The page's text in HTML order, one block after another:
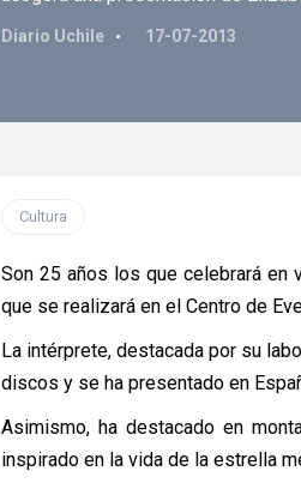
Diario Uchile 17-07-2013
Cultura
Son 25 años los que celebrará en
que se realizará en el Centro de
La intérprete, destacada por su
discos y se ha presentado en
Asimismo, ha destacado en
inspirado en la vida de la estrella